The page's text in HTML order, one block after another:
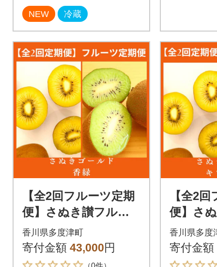
NEW 冷蔵
【全2回フルーツ定期
便】さぬき讃フルー
ツ さぬきゴールド
と香緑(キウイフルー
ツ)【C-25】
香川県多度津町
寄付金額 43,000円
【全2
便】さ
ツ さぬ
とさぬ
【C-27】
香川県多度
寄付金額